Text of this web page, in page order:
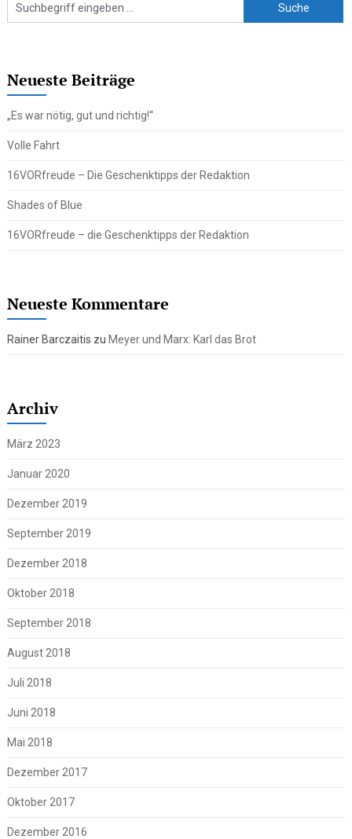
Neueste Beiträge
„Es war nötig, gut und richtig!“
Volle Fahrt
16VORfreude – Die Geschenktipps der Redaktion
Shades of Blue
16VORfreude – die Geschenktipps der Redaktion
Neueste Kommentare
Rainer Barczaitis zu Meyer und Marx: Karl das Brot
Archiv
März 2023
Januar 2020
Dezember 2019
September 2019
Dezember 2018
Oktober 2018
September 2018
August 2018
Juli 2018
Juni 2018
Mai 2018
Dezember 2017
Oktober 2017
Dezember 2016